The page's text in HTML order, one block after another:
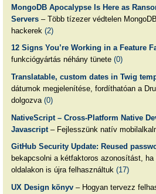
MongoDB Apocalypse Is Here as
Servers– Több tízezer védtelen
hackerek (2)
12 Signs You’re Working in a Feature
funkciógyártás néhány tünete (0)
Translatable, custom dates in Twig
dátumok megjelenítése, fordíthatóan a
dolgozva (0)
NativeScript – Cross-Platform Native
Javascript– Fejlesszünk natív
GitHub Security Update: Reused
bekapcsolni a kétfaktoros azonosítást,
oldalakon is újra felhasználtuk (17)
UX Design könyv– Hogyan tervezz